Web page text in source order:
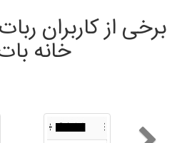
برخی از کاربران
خانه